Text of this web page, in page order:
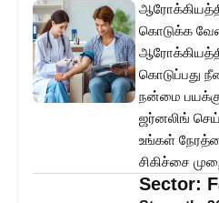
கொடுக்க
கொடுப்பது
நன்மை
ஜர்னலிங்
உங்கள்
சிகிச்சை
Sector: